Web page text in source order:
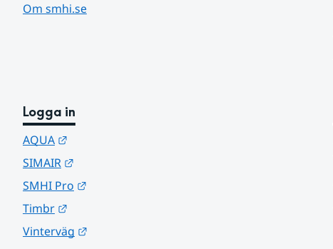
Om smhi.se
Logga in
AQUA
SIMAIR
SMHI Pro
Timbr
Vinterväg